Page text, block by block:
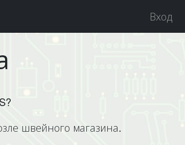
Вход
швейного магазина.